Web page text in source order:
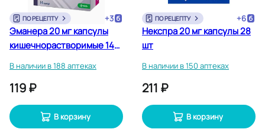
ПО РЕЦЕПТУ +3
Эманера 20 мг капсулы
кишечнорастворимые 14
В наличии в 188 аптеках
119 ₽
В корзину
ПО РЕЦЕПТУ +6
Некспра 20 мг капсулы 28
шт
В наличии в 150 аптеках
211 ₽
В корзину